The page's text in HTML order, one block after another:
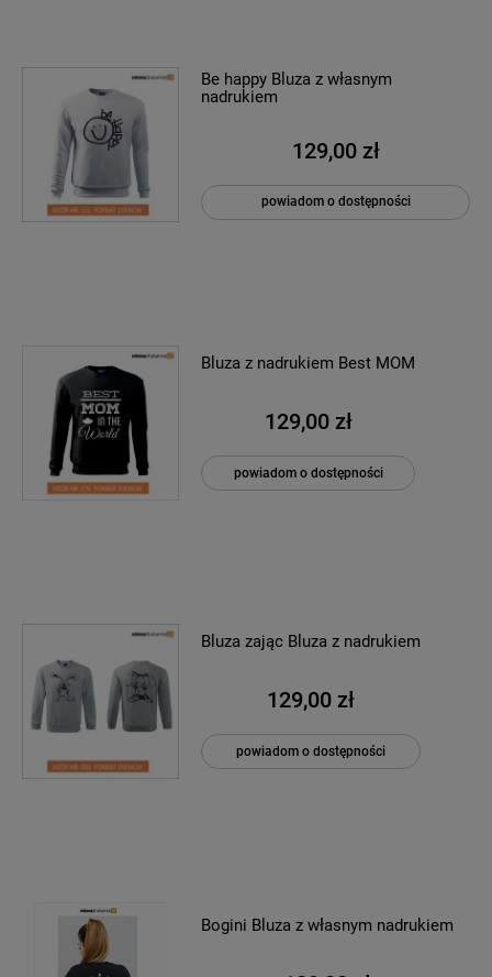
Be happy Bluza z własnym
nadrukiem
129,00 zł
powiadom o dostępności
Bluza z nadrukiem Best MOM
129,00 zł
powiadom o dostępności
Bluza zając Bluza z nadrukiem
129,00 zł
powiadom o dostępności
Bogini Bluza z własnym nadrukiem